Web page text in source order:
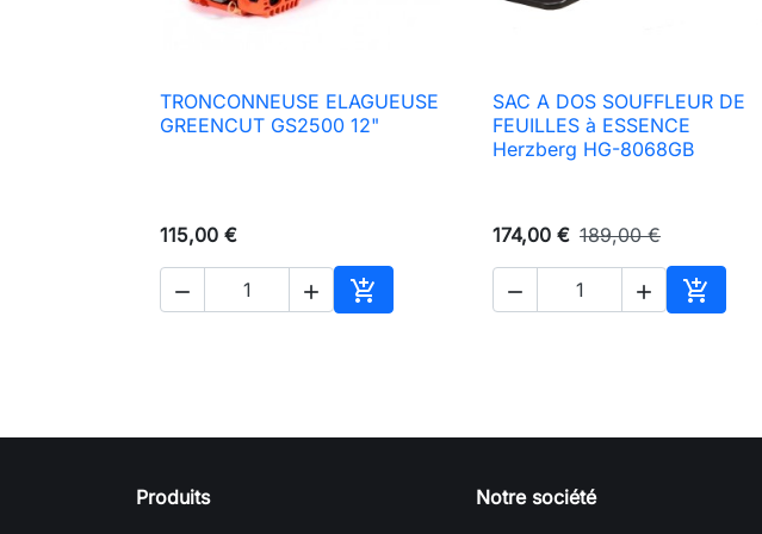
 Aperçu rapide
TRONCONNEUSE ELAGUEUSE
GREENCUT GS2500 12"
115,00 €
  
Ajouter au panier
 Aperçu rapide
SAC A DOS SOUFFLEUR DE
FEUILLES à ESSENCE
Herzberg HG-8068GB
174,00 € 189,00 €
  
Produits Notre société